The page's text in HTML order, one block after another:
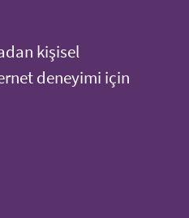
kişisel
deneyimi için